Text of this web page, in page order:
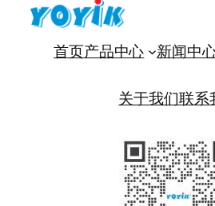
首页产品中心 新闻中
关于我们联系